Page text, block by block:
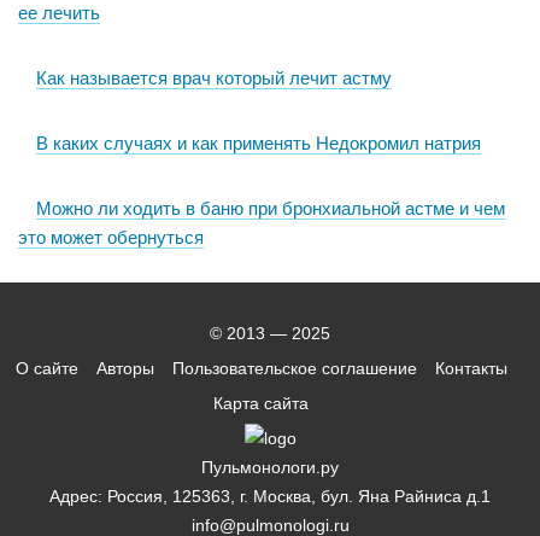
ее лечить
Как называется врач который лечит астму
В каких случаях и как применять Недокромил натрия
Можно ли ходить в баню при бронхиальной астме и чем
это может обернуться
© 2013 — 2025
О сайте
Авторы Пользовательское соглашение
Контакты
Карта сайта
Пульмонологи.ру
Адрес: Россия, 125363, г. Москва, бул. Яна Райниса д.1
info@pulmonologi.ru